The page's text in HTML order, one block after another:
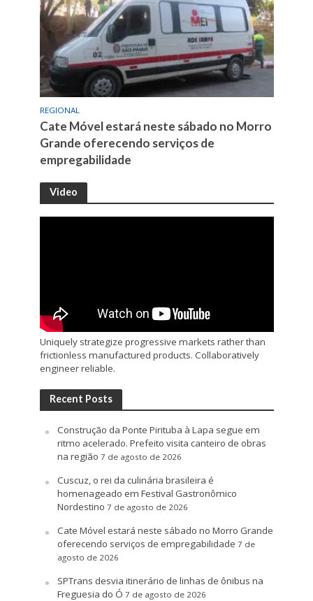
REGIONAL
Cate Móvel estará neste sábado no Morro
Grande oferecendo serviços de
empregabilidade
Video
Uniquely strategize progressive markets rather than
frictionless manufactured products. Collaboratively
engineer reliable.
Recent Posts
Construção da Ponte Pirituba à Lapa segue em
ritmo acelerado. Prefeito visita canteiro de obras
na região 7 de agosto de 2026
Cuscuz, o rei da culinária brasileira é
homenageado em Festival Gastronômico
Nordestino 7 de agosto de 2026
Cate Móvel estará neste sábado no Morro Grande
oferecendo serviços de empregabilidade 7 de
agosto de 2026
SPTrans desvia itinerário de linhas de ônibus na
Freguesia do Ó 7 de agosto de 2026